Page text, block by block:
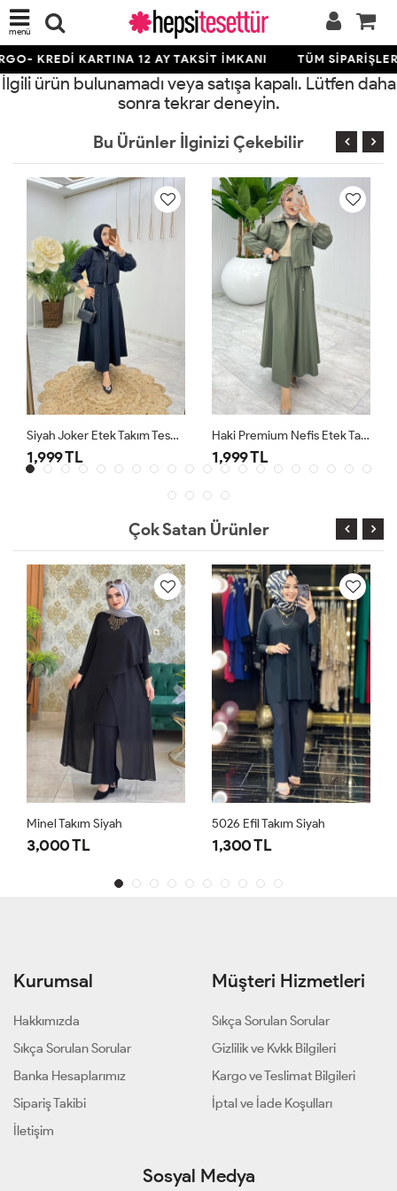
menü
KREDİ KARTINA 12 AY TAKSİT İMKANI TÜM
İlgili ürün bulunamadı veya satışa kapalı. Lütfen daha
sonra tekrar deneyin.
Bu Ürünler İlginizi Çekebilir
Siyah Joker Etek Takım Tesettür Giyim
TL
Haki Premium Nefis Etek Takım
1,999 TL
Çok Satan Ürünler
Minel Takım Siyah
3,000 TL
5026 Efil Takım Siyah
1,300 TL
Kurumsal
Hakkımızda
Sıkça Sorulan Sorular
Banka Hesaplarımız
Sipariş Takibi
İletişim
Müşteri Hizmetleri
Sıkça Sorulan Sorular
Gizlilik ve Kvkk Bilgileri
Kargo ve Teslimat Bilgileri
İptal ve İade Koşulları
Sosyal Medya